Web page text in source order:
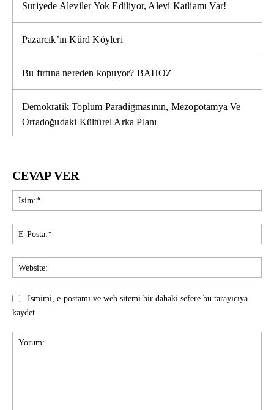
Suriyede Aleviler Yok Ediliyor, Alevi Katliamı Var!
Pazarcık’ın Kürd Köyleri
Bu fırtına nereden kopuyor? BAHOZ
Demokratik Toplum Paradigmasının, Mezopotamya Ve
Ortadoğudaki Kültürel Arka Planı
CEVAP VER
Ismimi, e-postamı ve web sitemi bir dahaki sefere bu tarayıcıya
kaydet.